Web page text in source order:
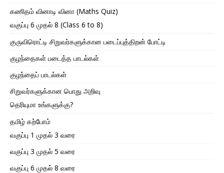
கணிதம் வினாடி வினா (Maths Quiz)
வகுப்பு 6 முதல் 8 (Class 6 to 8)
குருவிரொட்டி சிறுவர்களுக்கான படைப்புத்திறன் போட்டி
குழந்தைகள் படைத்த பாடல்கள்
குழந்தைப் பாடல்கள்
சிறுவர்களுக்கான பொது அறிவு
தெரியுமா உங்களுக்கு?
தமிழ் கற்போம்
வகுப்பு 1 முதல் 3 வரை
வகுப்பு 3 முதல் 5 வரை
வகுப்பு 6 முதல் 8 வரை